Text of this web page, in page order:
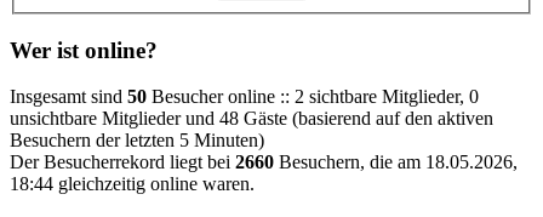
Wer ist online?
Insgesamt sind 50 Besucher online :: 2 sichtbare Mitglieder, 0
unsichtbare Mitglieder und 48 Gäste (basierend auf den aktiven
Besuchern der letzten 5 Minuten)
Der Besucherrekord liegt bei 2660 Besuchern, die am 18.05.2026,
18:44 gleichzeitig online waren.